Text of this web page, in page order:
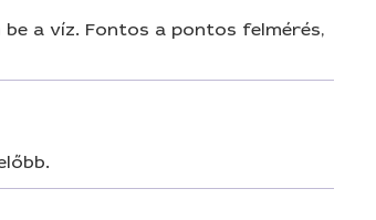
a víz. Fontos a pontos felmérés,